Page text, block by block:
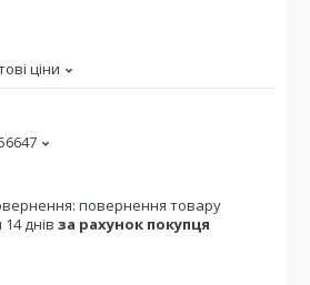
ціни
повернення товару
днів за рахунок покупця